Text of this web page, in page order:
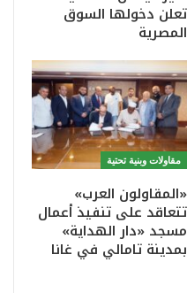
تعلن دخولها السوق
المصرية
مقاولات وبنية تحتية
«المقاولون العرب»
تتعاقد على تنفيذ أعمال
مسجد «دار الهداية»
بمدينة تامالي في غانا